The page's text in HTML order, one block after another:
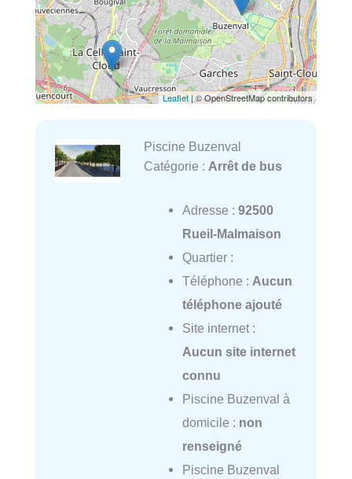
Leaflet| © OpenStreetMap contributors
Piscine Buzenval
Catégorie : Arrêt de bus
Adresse : 92500
Rueil-Malmaison
Quartier :
Téléphone : Aucun
téléphone ajouté
Site internet :
Aucun site internet
connu
Piscine Buzenval à
domicile : non
renseigné
Piscine Buzenval